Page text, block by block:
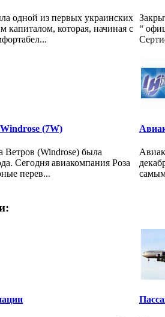
одной из первых украинских
которая, начиная с “
Windrose (7W)
Ветров (Windrose) была
Сегодня авиакомпания Роза
перев...